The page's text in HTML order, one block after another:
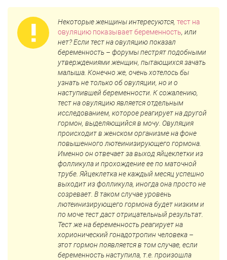
Некоторые женщины интересуются, тест на
овуляцию показывает беременность, или
нет? Если тест на овуляцию показал
беременность – форумы пестрят подобными
утверждениями женщин, пытающихся зачать
малыша. Конечно же, очень хотелось бы
узнать не только об овуляции, но и о
наступившей беременности. К сожалению,
тест на овуляцию является отдельным
исследованием, которое реагирует на другой
гормон, выделяющийся в мочу. Овуляция
происходит в женском организме на фоне
повышенного лютеинизирующего гормона.
Именно он отвечает за выход яйцеклетки из
фолликула и прохождение ее по маточной
трубе. Яйцеклетка не каждый месяц успешно
выходит из фолликула, иногда она просто не
созревает. В таком случае уровень
лютеинизирующего гормона будет низким и
по моче тест даст отрицательный результат.
Тест же на беременность реагирует на
хорионический гонадотропин человека –
этот гормон появляется в том случае, если
беременность наступила, т.е. произошла